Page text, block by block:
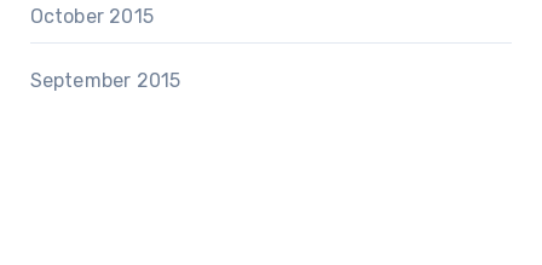
October 2015
September 2015